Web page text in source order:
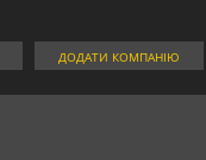
ДОДАТИ КОМПАНІЮ